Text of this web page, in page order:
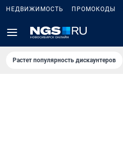
НЕДВИЖИМОСТЬ ПРОМОКОДЫ
Растет популярность дискаунтеров